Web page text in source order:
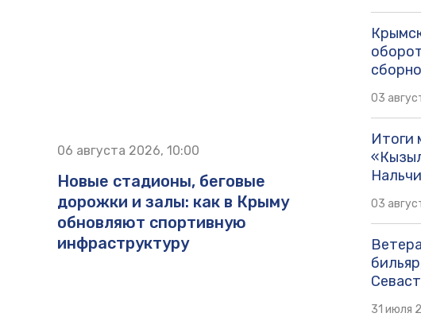
06 августа 2026, 10:00
Новые стадионы, беговые
дорожки и залы: как в Крыму
обновляют спортивную
инфраструктуру
03
Итоги
03
31 июля